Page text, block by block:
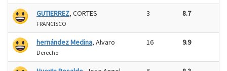
GUTIERREZ, CORTES
FRANCISCO
3 8.7
hernández Medina, Alvaro
Derecho
16 9.9